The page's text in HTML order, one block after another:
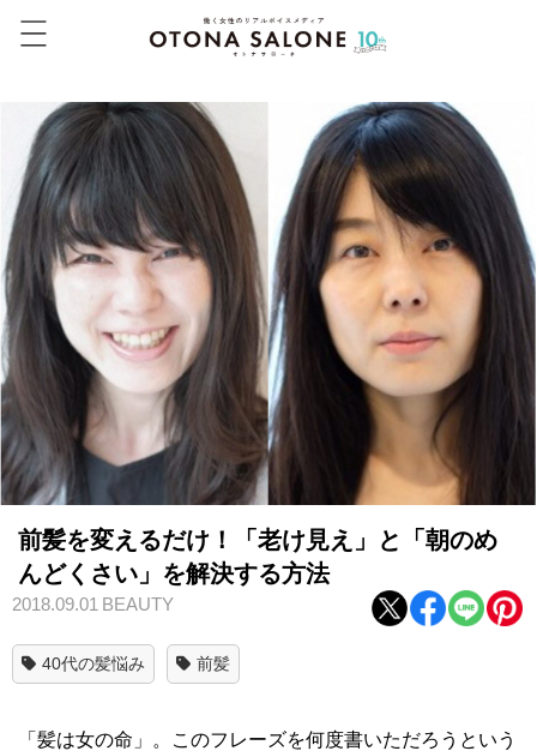
前髪を変えるだけ！「老け見え」と「朝のめ
んどくさい」を解決する方法
2018.09.01 BEAUTY
40代の髪悩み 前髪
「髪は女の命」。このフレーズを何度書いただろうという